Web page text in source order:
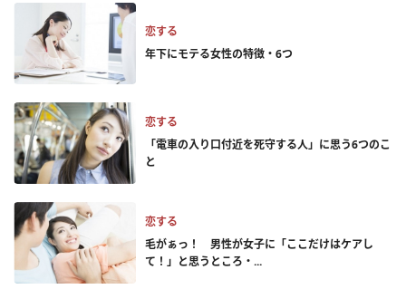
恋する
年下にモテる女性の特徴・6つ
恋する
「電車の入り口付近を死守する人」に思う6つのこ
と
恋する
毛がぁっ！ 男性が女子に「ここだけはケアし
て！」と思うところ・...